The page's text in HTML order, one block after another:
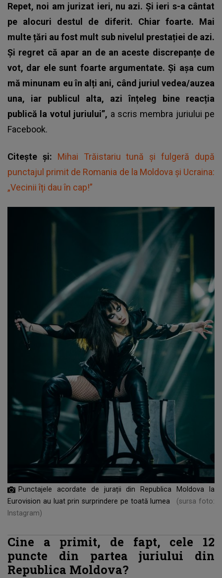
Repet, noi am jurizat ieri, nu azi. Și ieri s-a cântat
pe alocuri destul de diferit. Chiar foarte. Mai
multe țări au fost mult sub nivelul prestației de azi.
Și regret că apar an de an aceste discrepanțe de
vot, dar ele sunt foarte argumentate. Și așa cum
mă minunam eu în alți ani, când juriul vedea/auzea
una, iar publicul alta, azi înțeleg bine reacția
publică la votul juriului”, a scris membra juriului pe
Facebook.
Citește și: Mihai Trăistariu tună și fulgeră după
punctajul primit de Romania de la Moldova și Ucraina:
„Vecinii îți dau în cap!”
Punctajele acordate de jurații din Republica Moldova la
Eurovision au luat prin surprindere pe toată lumea
(sursa foto:
Instagram)
Cine a primit, de fapt, cele 12
puncte din partea juriului din
Republica Moldova?